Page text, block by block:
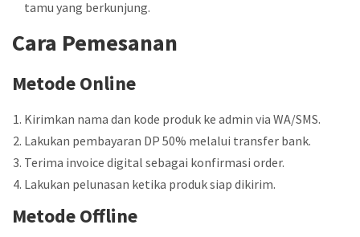
tamu yang berkunjung.
Cara Pemesanan
Metode Online
Kirimkan nama dan kode produk ke admin via WA/SMS.
Lakukan pembayaran DP 50% melalui transfer bank.
Terima invoice digital sebagai konfirmasi order.
Lakukan pelunasan ketika produk siap dikirim.
Metode Offline